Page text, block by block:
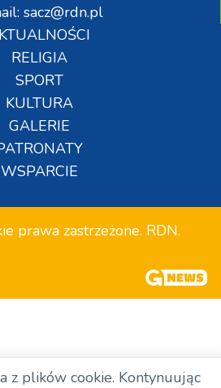
sacz@rdn.pl
RELIGIA
SPORT
KULTURA
GALERIE
WSPARCIE
prawa zastrzeżone. RDN.
z plików cookie. Kontynuując